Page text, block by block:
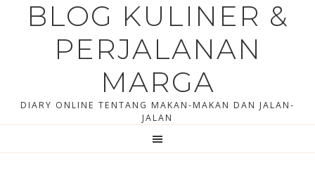
BLOG KULINER &
PERJALANAN
MARGA
DIARY ONLINE TENTANG MAKAN-MAKAN DAN JALAN-
JALAN